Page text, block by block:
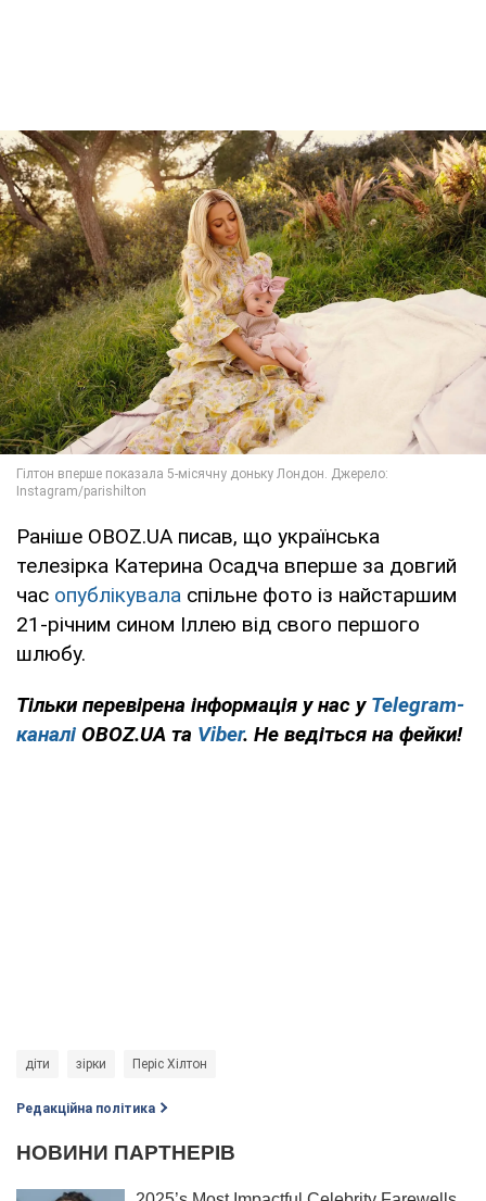
Раніше OBOZ.UA писав, що українська
телезірка Катерина Осадча вперше за довгий
час опублікувала спільне фото із найстаршим
21-річним сином Іллею від свого першого
шлюбу.
Тільки перевірена інформація у нас у Telegram-
каналі OBOZ.UA та Viber. Не ведіться на фейки!
діти зірки Періс Хілтон
Редакційна політика